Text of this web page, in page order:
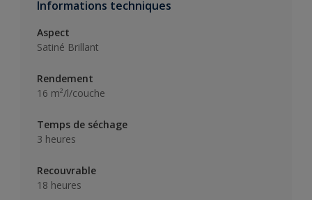
Informations techniques
Aspect
Satiné Brillant
Rendement
16 m²/l/couche
Temps de séchage
3 heures
Recouvrable
18 heures